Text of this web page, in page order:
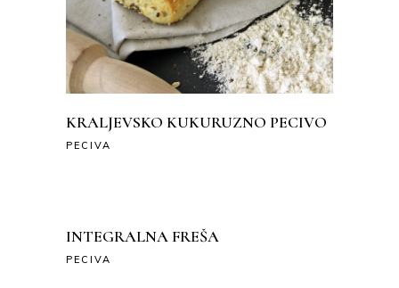
KRALJEVSKO KUKURUZNO PECIVO
PECIVA
INTEGRALNA FREŠA
PECIVA